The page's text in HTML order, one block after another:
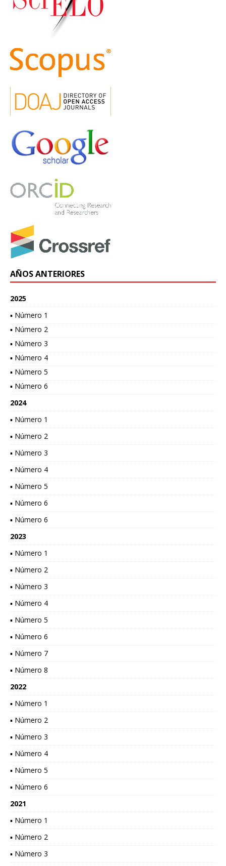
AÑOS ANTERIORES
2025
▪ Número 1
▪ Número 2
▪ Número 3
▪ Número 4
▪ Número 5
▪ Número 6
2024
▪ Número 1
▪ Número 2
▪ Número 3
▪ Número 4
▪ Número 5
▪ Número 6
▪ Número 6
2023
▪ Número 1
▪ Número 2
▪ Número 3
▪ Número 4
▪ Número 5
▪ Número 6
▪ Número 7
▪ Número 8
2022
▪ Número 1
▪ Número 2
▪ Número 3
▪ Número 4
▪ Número 5
▪ Número 6
2021
▪ Número 1
▪ Número 2
▪ Número 3